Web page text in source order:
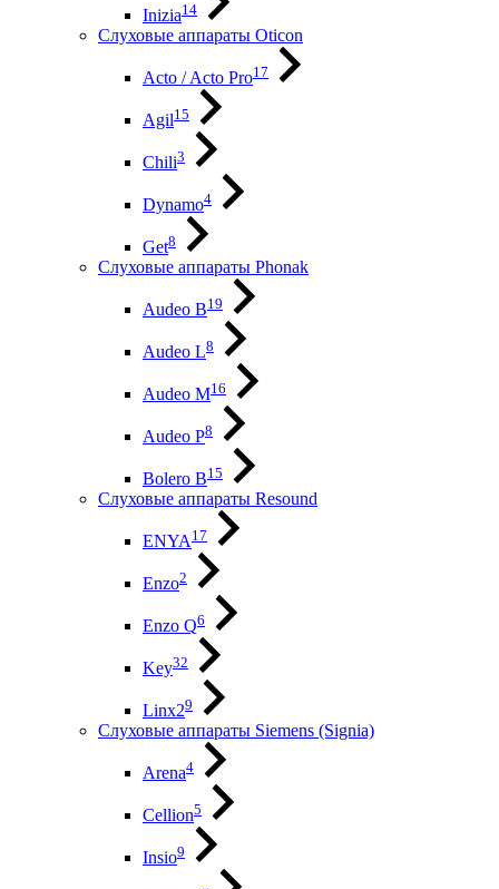
Inizia14
Слуховые аппараты Oticon
Acto / Acto Pro17
Agil15
Chili3
Dynamo4
Get8
Слуховые аппараты Phonak
Audeo B19
Audeo L8
Audeo М16
Audeo P8
Bolero B15
Слуховые аппараты Resound
ENYA17
Enzo2
Enzo Q6
Key32
Linx29
Слуховые аппараты Siemens (Signia)
Arena4
Cellion5
Insio9